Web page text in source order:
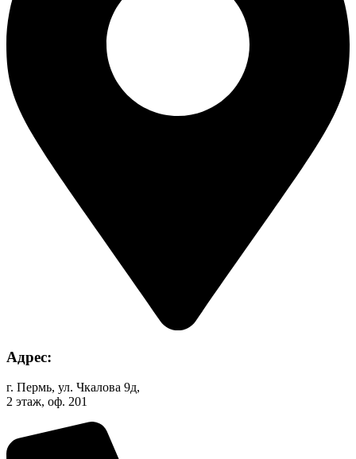
Адрес:
г. Пермь, ул. Чкалова 9д,
2 этаж, оф. 201